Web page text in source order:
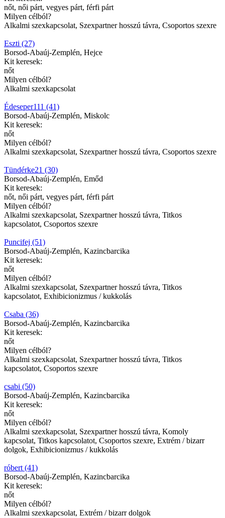
nőt, női párt, vegyes párt, férfi párt
Milyen célból?
Alkalmi szexkapcsolat, Szexpartner hosszú távra, Csoportos szexre
Eszti (27)
Borsod-Abaúj-Zemplén, Hejce
Kit keresek:
nőt
Milyen célból?
Alkalmi szexkapcsolat
Édeseper111 (41)
Borsod-Abaúj-Zemplén, Miskolc
Kit keresek:
nőt
Milyen célból?
Alkalmi szexkapcsolat, Szexpartner hosszú távra, Csoportos szexre
Tündérke21 (30)
Borsod-Abaúj-Zemplén, Emőd
Kit keresek:
nőt, női párt, vegyes párt, férfi párt
Milyen célból?
Alkalmi szexkapcsolat, Szexpartner hosszú távra, Titkos
kapcsolatot, Csoportos szexre
Puncifej (51)
Borsod-Abaúj-Zemplén, Kazincbarcika
Kit keresek:
nőt
Milyen célból?
Alkalmi szexkapcsolat, Szexpartner hosszú távra, Titkos
kapcsolatot, Exhibicionizmus / kukkolás
Csaba (36)
Borsod-Abaúj-Zemplén, Kazincbarcika
Kit keresek:
nőt
Milyen célból?
Alkalmi szexkapcsolat, Szexpartner hosszú távra, Titkos
kapcsolatot, Csoportos szexre
csabi (50)
Borsod-Abaúj-Zemplén, Kazincbarcika
Kit keresek:
nőt
Milyen célból?
Alkalmi szexkapcsolat, Szexpartner hosszú távra, Komoly
kapcsolat, Titkos kapcsolatot, Csoportos szexre, Extrém / bizarr
dolgok, Exhibicionizmus / kukkolás
róbert (41)
Borsod-Abaúj-Zemplén, Kazincbarcika
Kit keresek:
nőt
Milyen célból?
Alkalmi szexkapcsolat, Extrém / bizarr dolgok